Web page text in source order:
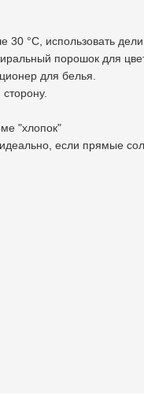
30 °С, использовать
порошок для
для белья.
"хлопок"
если прямые